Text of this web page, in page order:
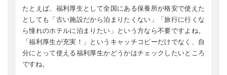
たとえば、福利厚生として全国にある保養所が格安で使えた
としても「古い施設だから泊まりたくない」「旅行に行くな
ら憧れのホテルに泊まりたい」という方なら不要ですよね。
「福利厚生が充実！」というキャッチコピーだけでなく、自
分にとって使える福利厚生かどうかはチェックしたいところ
ですね。